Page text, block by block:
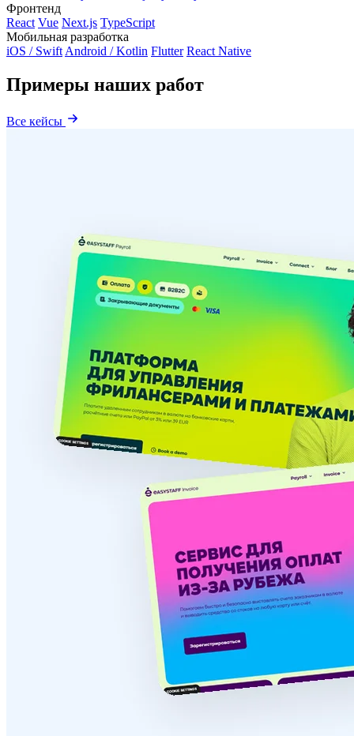
Фронтенд
React Vue Next.js TypeScript
Мобильная разработка
iOS / Swift Android / Kotlin Flutter React Native
Примеры наших работ
Все кейсы